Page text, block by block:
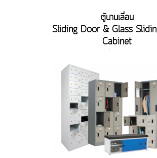
ตู้บานเลื่อน
Sliding Door & Glass
Cabinet
คลิกเพื่อดูรายละเอียด